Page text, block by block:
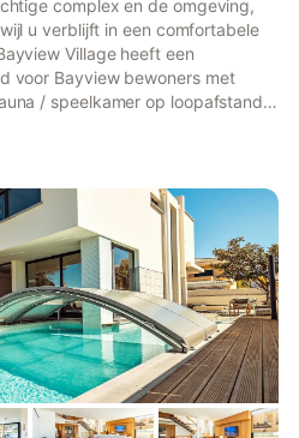
complex en de omgeving,
u verblijft in een comfortabele
Village heeft een
voor Bayview bewoners met
/ speelkamer op loopafstand
en Spa Resort - Bayview Village.
geeft, terwijl moderne
die u nodig heeft. Houd ...